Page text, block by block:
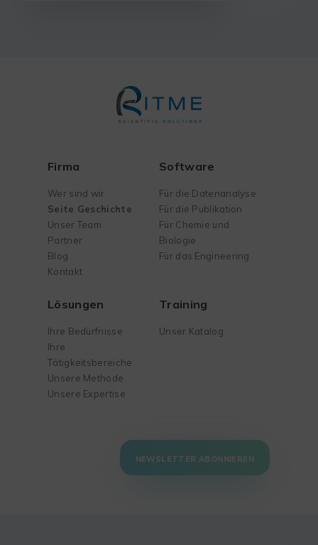
Firma
Wer sind wir
Seite Geschichte
Unser Team
Partner
Blog
Kontakt
Software
Für die Datenanalyse
Für die Publikation
Für Chemie und
Biologie
Für das Engineering
Lösungen
Ihre Bedürfnisse
Ihre
Tätigkeitsbereiche
Unsere Methode
Unsere Expertise
Training
Unser Katalog
NEWSLETTER ABONNIEREN